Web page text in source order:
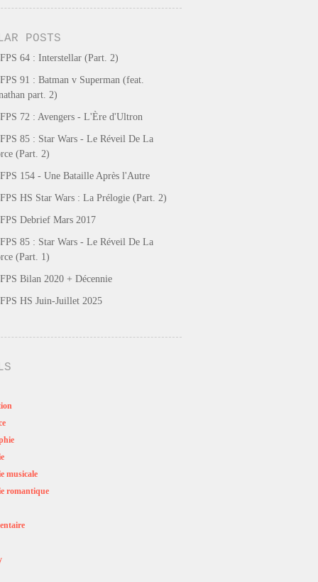
POSTS
64 : Interstellar (Part. 2)
91 : Batman v Superman (feat.
part. 2)
72 : Avengers - L'Ère d'Ultron
85 : Star Wars - Le Réveil De La
(Part. 2)
154 - Une Bataille Après l'Autre
HS Star Wars : La Prélogie (Part. 2)
Debrief Mars 2017
85 : Star Wars - Le Réveil De La
(Part. 1)
Bilan 2020 + Décennie
HS Juin-Juillet 2025
musicale
romantique